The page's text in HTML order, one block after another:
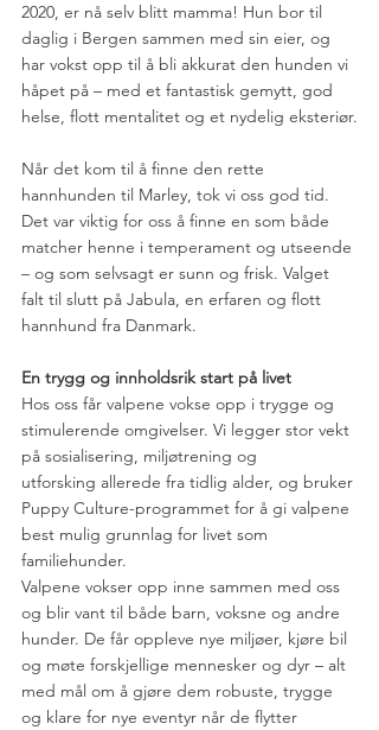
2020, er nå selv blitt mamma! Hun bor til
daglig i Bergen sammen med sin eier, og
har vokst opp til å bli akkurat den hunden vi
håpet på – med et fantastisk gemytt, god
helse, flott mentalitet og et nydelig eksteriør.
Når det kom til å finne den rette
hannhunden til Marley, tok vi oss god tid.
Det var viktig for oss å finne en som både
matcher henne i temperament og utseende
– og som selvsagt er sunn og frisk. Valget
falt til slutt på Jabula, en erfaren og flott
hannhund fra Danmark.
En trygg og innholdsrik start på livet
Hos oss får valpene vokse opp i trygge og
stimulerende omgivelser. Vi legger stor vekt
på sosialisering, miljøtrening og
utforsking allerede fra tidlig alder, og bruker
Puppy Culture-programmet for å gi valpene
best mulig grunnlag for livet som
familiehunder.
Valpene vokser opp inne sammen med oss
og blir vant til både barn, voksne og andre
hunder. De får oppleve nye miljøer, kjøre bil
og møte forskjellige mennesker og dyr – alt
med mål om å gjøre dem robuste, trygge
og klare for nye eventyr når de flytter